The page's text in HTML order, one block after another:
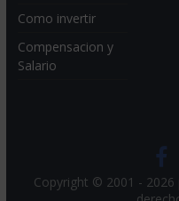
Como invertir
Compensacion y
Salario
Copyright © 2001 - 2026